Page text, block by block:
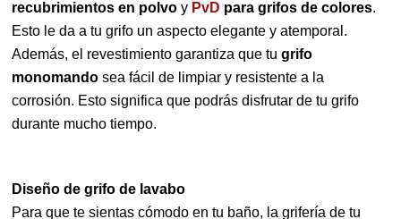
recubrimientos en polvo y PvD para grifos de colores.
Esto le da a tu grifo un aspecto elegante y atemporal.
Además, el revestimiento garantiza que tugrifo
monomandosea fácil de limpiar y resistente a la
corrosión. Esto significa que podrás disfrutar de tu grifo
durante mucho tiempo.
Diseño de grifo de lavabo
Para que te sientas cómodo en tu baño, la grifería de tu